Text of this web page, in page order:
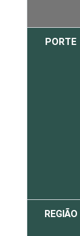
PORTE
REGIÃO